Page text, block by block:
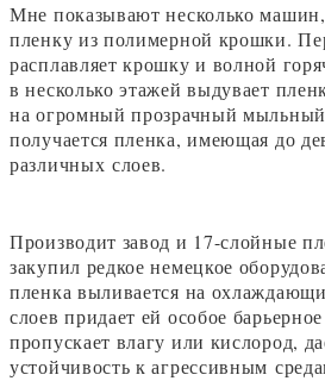
Мне показывают несколько
пленку из полимерной крошки.
расплавляет крошку и волной
в несколько этажей выдувает
на огромный прозрачный
получается пленка, имеющая до
различных слоев.
Производит завод и 17-слойные
закупил редкое немецкое
пленка выливается на
слоев придает ей особое
пропускает влагу или кислород,
устойчивость к агрессивным